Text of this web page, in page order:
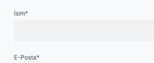
İsim*
E-Posta*